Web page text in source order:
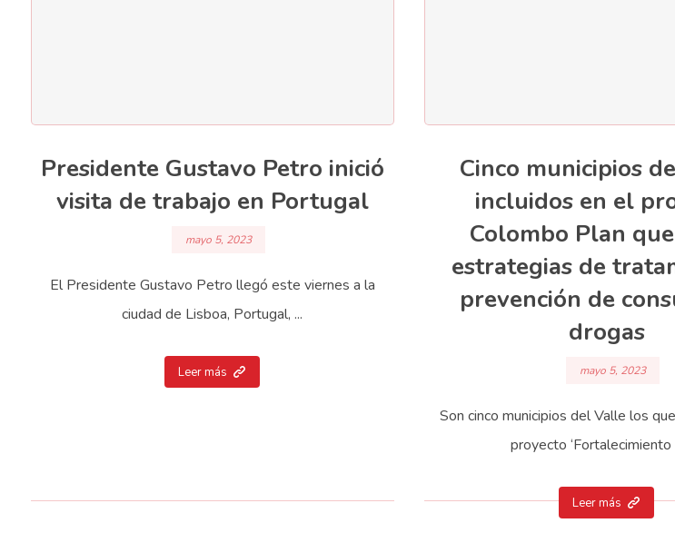
Presidente Gustavo Petro inició
visita de trabajo en Portugal
mayo 5, 2023
El Presidente Gustavo Petro llegó este viernes a la
ciudad de Lisboa, Portugal, ...
Leer más
Cinco municipios
incluidos en el
Colombo Plan
estrategias de
prevención de
drogas
mayo 5, 2023
Son cinco municipios del Valle los
proyecto ‘Fortalecimiento
Leer más